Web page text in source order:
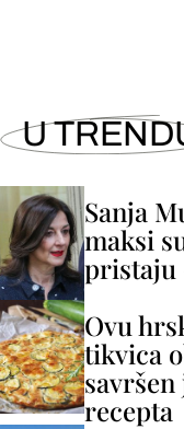
U
Sanja
maksi
pristaju
Ovu
tikvica
recepta